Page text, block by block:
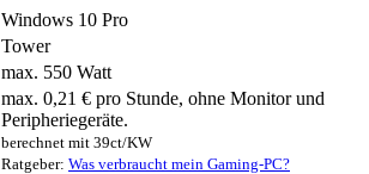
Windows 10 Pro
Tower
max. 550 Watt
max. 0,21 € pro Stunde, ohne Monitor und
Peripheriegeräte.
berechnet mit 39ct/KW
Ratgeber: Was verbraucht mein Gaming-PC?